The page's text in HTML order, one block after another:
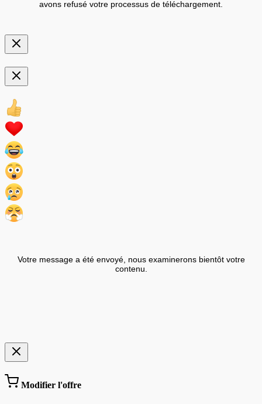
avons refusé votre processus de téléchargement.
Votre message a été envoyé, nous examinerons bientôt votre
contenu.
Modifier l'offre